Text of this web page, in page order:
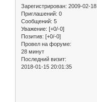
Зарегистрирован: 2009-02-18
Приглашений: 0
Сообщений: 5
Уважение: [+0/-0]
Позитив: [+0/-0]
Провел на форуме:
28 минут
Последний визит:
2018-01-15 20:01:35